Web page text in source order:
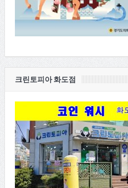
크린토피아 화도점